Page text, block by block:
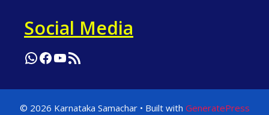
Social Media
WhatsApp
Facebook
YouTube
RSS Feed
© 2026 Karnataka Samachar• Built with GeneratePress